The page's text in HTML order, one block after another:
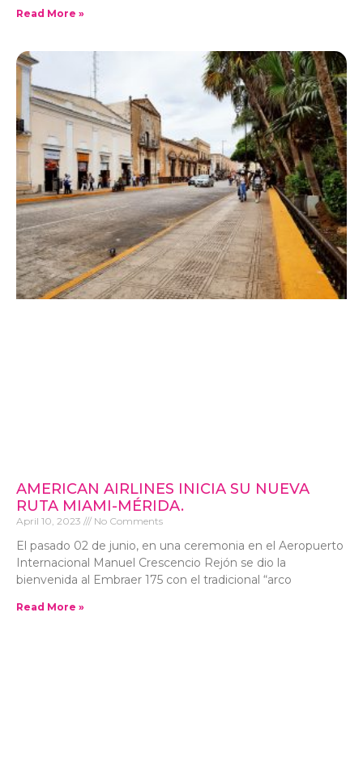
Read More »
AMERICAN AIRLINES INICIA SU NUEVA
RUTA MIAMI-MÉRIDA.
April 10, 2023 No Comments
El pasado 02 de junio, en una ceremonia en el Aeropuerto
Internacional Manuel Crescencio Rejón se dio la
bienvenida al Embraer 175 con el tradicional “arco
Read More »